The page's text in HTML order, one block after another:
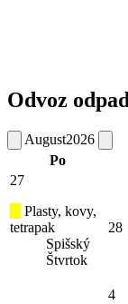
Odvoz
August2026
Po
27
Plasty, kovy,
tetrapak
Spišský
Štvrtok
28
4